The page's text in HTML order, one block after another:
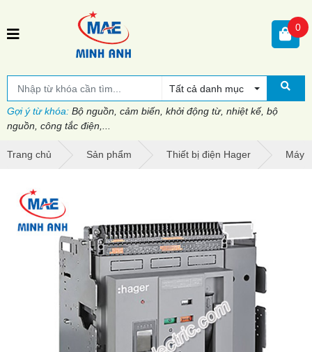
Tất cả danh mục
Gợi ý từ khóa: Bộ nguồn, cảm biến, khởi động từ, nhiệt kế, bộ
nguồn, công tắc điện,...
0
Trang chủ Sản phẩm Thiết bị điện Hager Máy